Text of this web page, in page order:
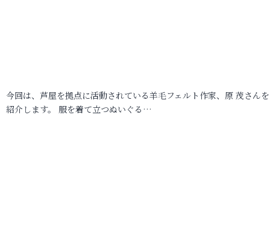
今回は、芦屋を拠点に活動されている羊毛フェルト作家、原 茂さん
紹介します。 服を着て立つぬいぐる…